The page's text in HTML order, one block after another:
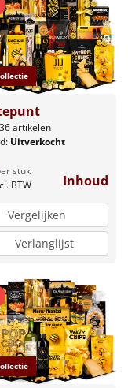
artikelen
Uitverkocht
stuk
BTW Inhoud
Vergelijken
Verlanglijst